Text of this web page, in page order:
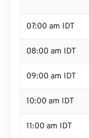
07:00 am IDT
08:00 am IDT
09:00 am IDT
10:00 am IDT
11:00 am IDT